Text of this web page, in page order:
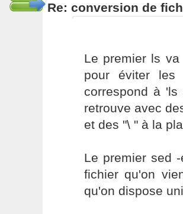
Re: conversion de
Le premier ls
pour éviter les
correspond à
retrouve avec
et des "\ " à la
Le premier sed
fichier qu'on
qu'on dispose